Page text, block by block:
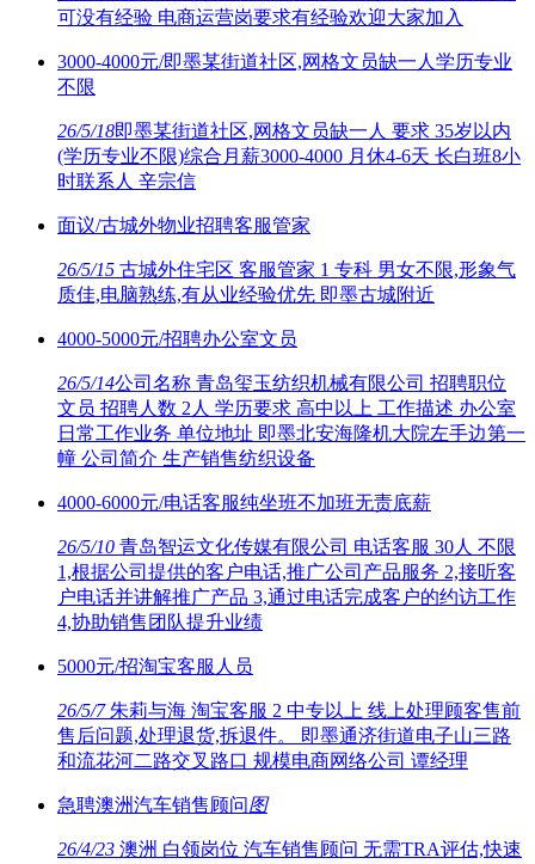
可没有经验 电商运营岗要求有经验欢迎大家加入
3000-4000元/即墨某街道社区,网格文员缺一人学历专业
不限
26/5/18即墨某街道社区,网格文员缺一人 要求 35岁以内
(学历专业不限)综合月薪3000-4000 月休4-6天 长白班8小
时联系人 辛宗信
面议/古城外物业招聘客服管家
26/5/15 古城外住宅区 客服管家 1 专科 男女不限,形象气
质佳,电脑熟练,有从业经验优先 即墨古城附近
4000-5000元/招聘办公室文员
26/5/14公司名称 青岛玺玉纺织机械有限公司 招聘职位
文员 招聘人数 2人 学历要求 高中以上 工作描述 办公室
日常工作业务 单位地址 即墨北安海隆机大院左手边第一
幢 公司简介 生产销售纺织设备
4000-6000元/电话客服纯坐班不加班无责底薪
26/5/10 青岛智运文化传媒有限公司 电话客服 30人 不限
1,根据公司提供的客户电话,推广公司产品服务 2,接听客
户电话并讲解推广产品 3,通过电话完成客户的约访工作
4,协助销售团队提升业绩
5000元/招淘宝客服人员
26/5/7朱莉与海 淘宝客服 2 中专以上 线上处理顾客售前
售后问题,处理退货,拆退件。 即墨通济街道电子山三路
和流花河二路交叉路口 规模电商网络公司 谭经理
急聘澳洲汽车销售顾问图
26/4/23 澳洲 白领岗位 汽车销售顾问 无需TRA评估,快速